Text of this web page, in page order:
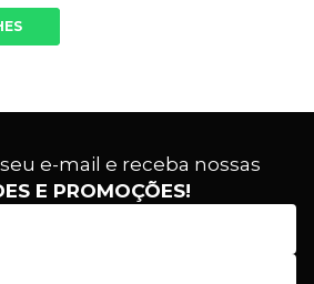
e-mail e receba nossas
E PROMOÇÕES!